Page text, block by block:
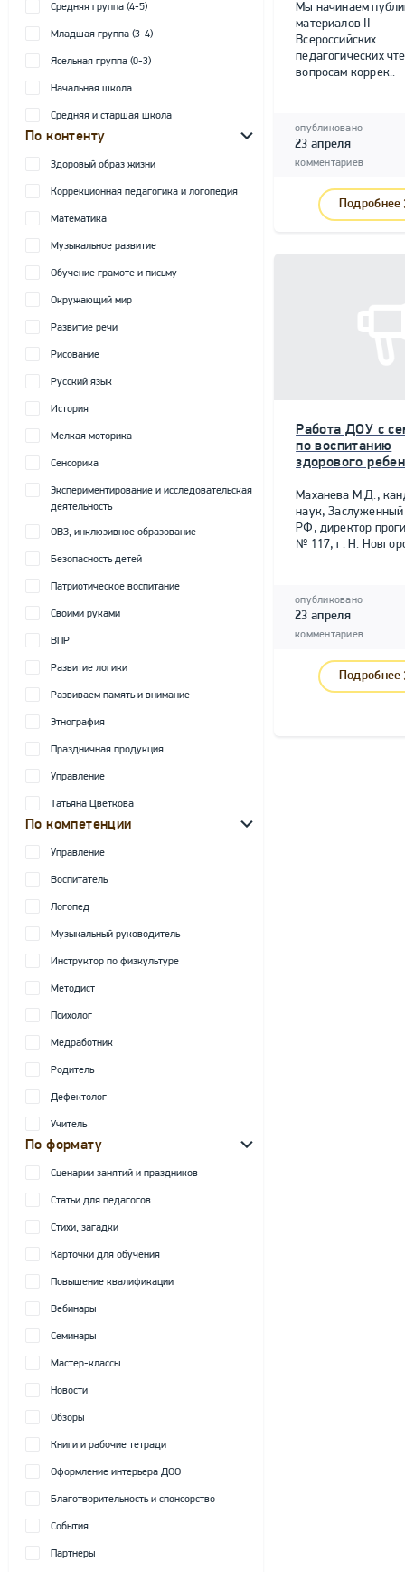
Средняя группа (4-5)
Младшая группа (3-4)
Ясельная группа (0-3)
Начальная школа
Средняя и старшая школа
По контенту
Здоровый образ жизни
Коррекционная педагогика и логопедия
Математика
Музыкальное развитие
Обучение грамоте и письму
Окружающий мир
Развитие речи
Рисование
Русский язык
История
Мелкая моторика
Сенсорика
Экспериментирование и исследовательская
деятельность
ОВЗ, инклюзивное образование
Безопасность детей
Патриотическое воспитание
Своими руками
ВПР
Развитие логики
Развиваем память и внимание
Этнография
Праздничная продукция
Управление
Татьяна Цветкова
По компетенции
Управление
Воспитатель
Логопед
Музыкальный руководитель
Инструктор по физкультуре
Методист
Психолог
Медработник
Родитель
Дефектолог
Учитель
По формату
Сценарии занятий и праздников
Статьи для педагогов
Стихи, загадки
Карточки для обучения
Повышение квалификации
Вебинары
Семинары
Мастер-классы
Новости
Обзоры
Книги и рабочие тетради
Оформление интерьера ДОО
Благотворительность и спонсорство
События
Партнеры
Мы начинаем
материалов II
Всероссийских
педагогических
вопросам коррек..
опубликовано
23 апреля
комментариев
Подробнее
Работа ДОУ с
по воспитанию
здорового
Маханева М.Д.,
наук, Заслуженный
РФ, директор
№ 117, г. Н.
опубликовано
23 апреля
комментариев
Подробнее